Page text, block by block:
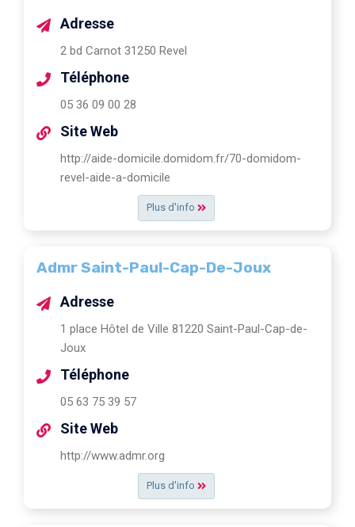
Plus d'info
Adresse
2 bd Carnot 31250 Revel
Téléphone
05 36 09 00 28
Site Web
http://aide-domicile.domidom.fr/70-domidom-
revel-aide-a-domicile
Admr Saint-Paul-Cap-De-Joux
Plus d'info
Adresse
1 place Hôtel de Ville 81220 Saint-Paul-Cap-de-
Joux
Téléphone
05 63 75 39 57
Site Web
http://www.admr.org